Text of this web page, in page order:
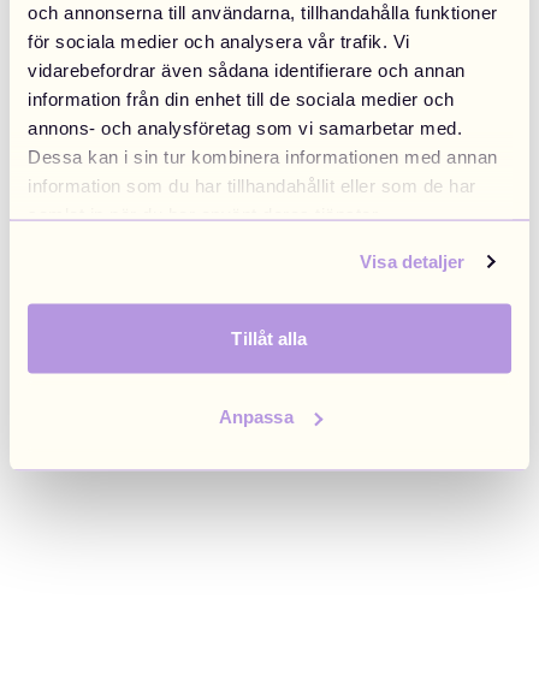
och annonserna till användarna, tillhandahålla funktioner
för sociala medier och analysera vår trafik. Vi
vidarebefordrar även sådana identifierare och annan
information från din enhet till de sociala medier och
annons- och analysföretag som vi samarbetar med.
Dessa kan i sin tur kombinera informationen med annan
information som du har tillhandahållit eller som de har
samlat in när du har använt deras tjänster.
Visa detaljer
Tillåt alla
Anpassa
Application error: a client-side exception has occurred (see the
browser console for more information).